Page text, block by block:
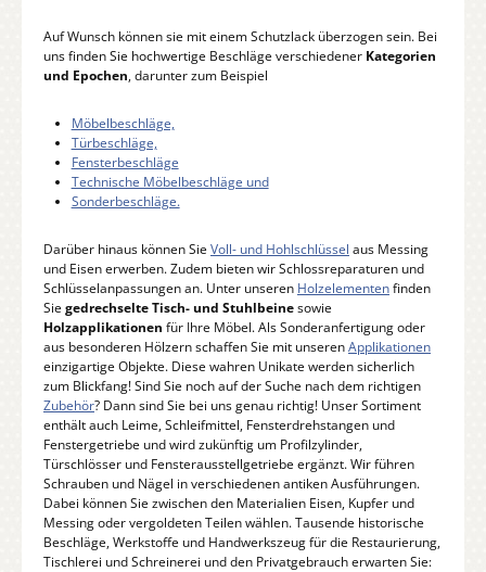
Auf Wunsch können sie mit einem Schutzlack überzogen sein. Bei
uns finden Sie hochwertige Beschläge verschiedener Kategorien
und Epochen, darunter zum Beispiel
Möbelbeschläge,
Türbeschläge,
Fensterbeschläge
Technische Möbelbeschläge und
Sonderbeschläge.
Darüber hinaus können Sie Voll- und Hohlschlüssel aus Messing
und Eisen erwerben. Zudem bieten wir Schlossreparaturen und
Schlüsselanpassungen an. Unter unseren Holzelementenfinden
Sie gedrechselte Tisch- und Stuhlbeinesowie
Holzapplikationen für Ihre Möbel. Als Sonderanfertigung oder
aus besonderen Hölzern schaffen Sie mit unserenApplikationen
einzigartige Objekte. Diese wahren Unikate werden sicherlich
zum Blickfang! Sind Sie noch auf der Suche nach dem richtigen
Zubehör? Dann sind Sie bei uns genau richtig! Unser Sortiment
enthält auch Leime, Schleifmittel, Fensterdrehstangen und
Fenstergetriebe und wird zukünftig um Profilzylinder,
Türschlösser und Fensterausstellgetriebe ergänzt. Wir führen
Schrauben und Nägel in verschiedenen antiken Ausführungen.
Dabei können Sie zwischen den Materialien Eisen, Kupfer und
Messing oder vergoldeten Teilen wählen. Tausende historische
Beschläge, Werkstoffe und Handwerkszeug für die Restaurierung,
Tischlerei und Schreinerei und den Privatgebrauch erwarten Sie: